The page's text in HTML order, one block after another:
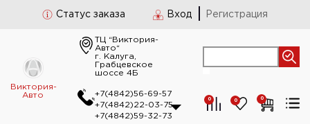
Статус заказа Вход Регистрация
Виктория-
Авто
ТЦ “Виктория-
Авто“
г. Калуга,
Грабцевское
шоссе 4Б
+7(4842)56-69-57
+7(4842)22-03-75
+7(4842)59-32-73
0 0 0